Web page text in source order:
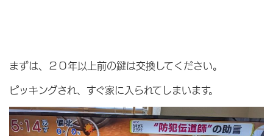
まずは、２０年以上前の鍵は交換してください。
ピッキングされ、すぐ家に入られてしまいます。